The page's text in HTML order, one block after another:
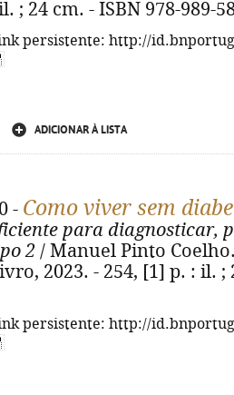
; 24 cm. - ISBN 978-989-
persistente: http://
ADICIONAR À LISTA
- Como viver sem
para diagnosticar,
2 / Manuel Pinto
2023. - 254, [1] p. : il. ;
persistente: http://